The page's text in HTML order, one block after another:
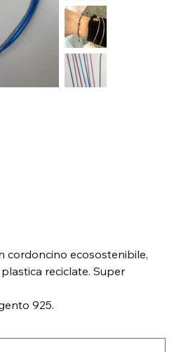
cordoncino ecosostenibile,
reciclate. Super
925.